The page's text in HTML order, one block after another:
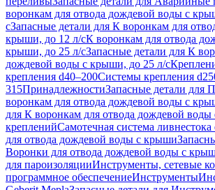
воронкам для отвода дождевой воды с
сЗапасные детали для К воронкам для
крыши, до 12 л/сК воронкам для отвода
крыши, до 25 л/сЗапасные детали для К
дождевой воды с крыши, до 25 л/с
крепления d40–200Системы крепления
315ПринадлежностиЗапасные детали для
воронкам для отвода дождевой воды с
для К воронкам для отвода дождевой
крепленийСамотечная система
для отвода дождевой воды с крыши
Воронки для отвода дождевой воды с
для пароизоляцииИнструменты, сетевые
программное обеспечениеИнструменты